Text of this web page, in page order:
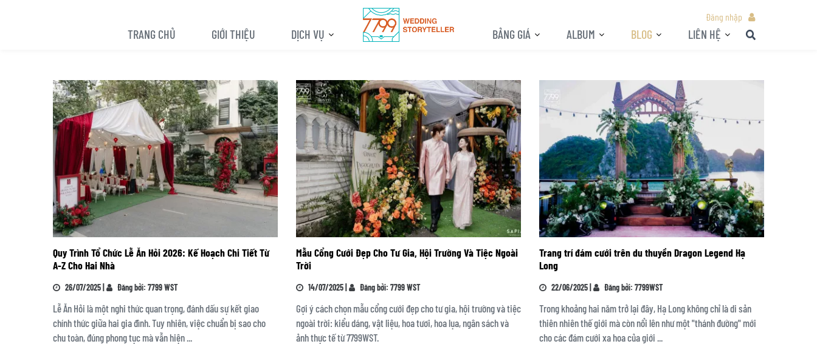
TRANG CHỦ GIỚI THIỆU DỊCH VỤ
Đăng nhập
BẢNG GIÁ ALBUM BLOG LIÊN HỆ
Quy Trình Tổ Chức Lễ Ăn Hỏi 2026: Kế Hoạch Chi Tiết Từ
A-Z Cho Hai Nhà
26/07/2025 | Đăng bởi: 7799 WST
Lễ Ăn Hỏi là một nghi thức quan trọng, đánh dấu sự kết giao
chính thức giữa hai gia đình. Tuy nhiên, việc chuẩn bị sao cho
chu toàn, đúng phong tục mà vẫn hiện ...
Mẫu Cổng Cưới Đẹp Cho Tư Gia, Hội Trường Và Tiệc Ngoài
Trời
14/07/2025 | Đăng bởi: 7799 WST
Gợi ý cách chọn mẫu cổng cưới đẹp cho tư gia, hội trường và tiệc
ngoài trời: kiểu dáng, vật liệu, hoa tươi, hoa lụa, ngân sách và
ảnh thực tế từ 7799WST.
Trang trí đám cưới trên du thuyền Dragon Legend Hạ
Long
22/06/2025 | Đăng bởi: 7799WST
Trong khoảng hai năm trở lại đây, Hạ Long không chỉ là di sản
thiên nhiên thế giới mà còn nổi lên như một "thánh đường" mới
cho các đám cưới xa hoa của giới ...